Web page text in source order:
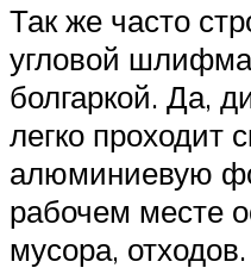
Так же часто
угловой
болгаркой. Да,
легко проходит
алюминиевую
рабочем месте
мусора,